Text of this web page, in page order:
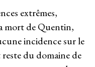
extrêmes,
mort de Quentin,
incidence sur le
du domaine de